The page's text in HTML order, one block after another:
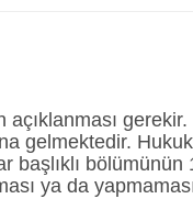
gelmektedir.
başlıklı bölümünün
ya da